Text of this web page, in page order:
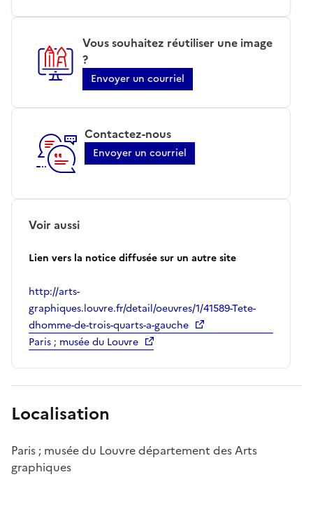
Vous souhaitez réutiliser une image
?
Envoyer un courriel
Contactez-nous
Envoyer un courriel
Voir aussi
Lien vers la notice diffusée sur un autre site
http://arts-
graphiques.louvre.fr/detail/oeuvres/1/41589-Tete-
dhomme-de-trois-quarts-a-gauche
Paris ; musée du Louvre
Localisation
Paris ; musée du Louvre département des Arts
graphiques